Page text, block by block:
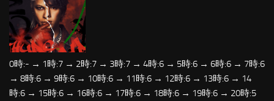
0時:- → 1時:7 → 2時:7 → 3時:7 → 4時:6 → 5時:6 → 6時:6 → 7時:6
→ 8時:6 → 9時:6 → 10時:6 → 11時:6 → 12時:6 → 13時:6 → 14
時:6 → 15時:6 → 16時:6 → 17時:6 → 18時:6 → 19時:6 → 20時:5